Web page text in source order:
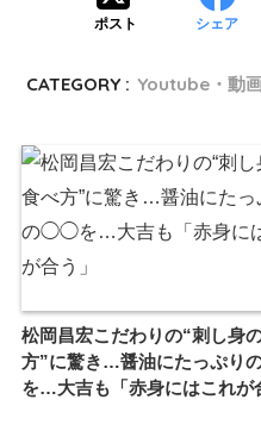
ポスト シェア
CATEGORY : Youtube・動
松岡昌宏こだわりの“刺し身
方”に驚き…醤油にたっぷ
を…大吉も「赤身にはこれが